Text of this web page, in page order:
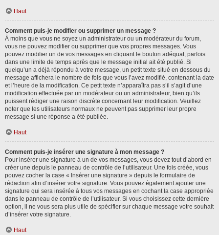
Haut
Comment puis-je modifier ou supprimer un message ?
À moins que vous ne soyez un administrateur ou un modérateur du forum,
vous ne pouvez modifier ou supprimer que vos propres messages. Vous
pouvez modifier un de vos messages en cliquant le bouton adéquat, parfois
dans une limite de temps après que le message initial ait été publié. Si
quelqu’un a déjà répondu à votre message, un petit texte situé en dessous du
message affichera le nombre de fois que vous l’avez modifié, contenant la date
et l’heure de la modification. Ce petit texte n’apparaîtra pas s’il s’agit d’une
modification effectuée par un modérateur ou un administrateur, bien qu’ils
puissent rédiger une raison discrète concernant leur modification. Veuillez
noter que les utilisateurs normaux ne peuvent pas supprimer leur propre
message si une réponse a été publiée.
Haut
Comment puis-je insérer une signature à mon message ?
Pour insérer une signature à un de vos messages, vous devez tout d’abord en
créer une depuis le panneau de contrôle de l’utilisateur. Une fois créée, vous
pouvez cocher la case « Insérer une signature » depuis le formulaire de
rédaction afin d’insérer votre signature. Vous pouvez également ajouter une
signature qui sera insérée à tous vos messages en cochant la case appropriée
dans le panneau de contrôle de l’utilisateur. Si vous choisissez cette dernière
option, il ne vous sera plus utile de spécifier sur chaque message votre souhait
d’insérer votre signature.
Haut